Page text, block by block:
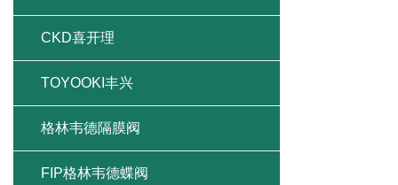
CKD喜开理
TOYOOKI丰兴
格林韦德隔膜阀
FIP格林韦德蝶阀